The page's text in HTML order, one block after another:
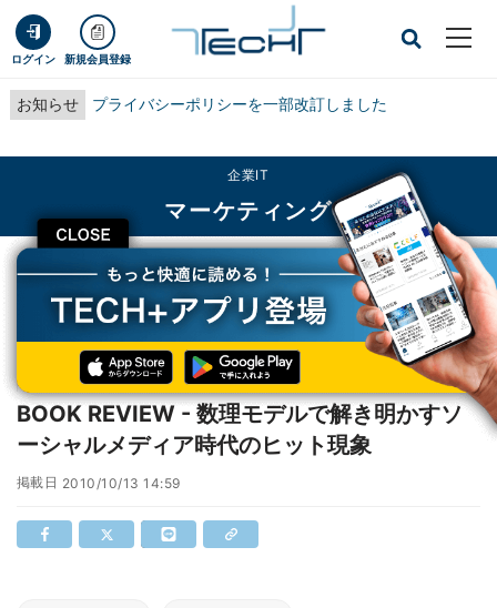
ログイン 新規会員登録
お知らせ プライバシーポリシーを一部改訂しました
CLOSE
企業IT
マーケティング
TECH+ 企業IT
マーケティング
BOOK REVIEW - 数理モデルで解き明かすソーシャルメディア時代のヒット現
レビュー
BOOK REVIEW - 数理モデルで解き明かすソ
ーシャルメディア時代のヒット現象
掲載日 2010/10/13 14:59